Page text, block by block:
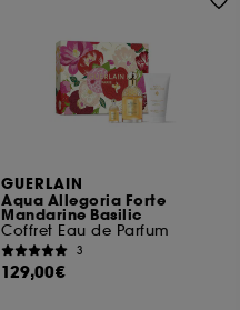
GUERLAIN
Aqua Allegoria Forte
Mandarine Basilic
Coffret Eau de Parfum
3
129,00€